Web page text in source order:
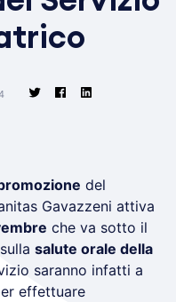
del
Gavazzeni attiva
che va sotto il
salute orale della
saranno infatti a
effettuare